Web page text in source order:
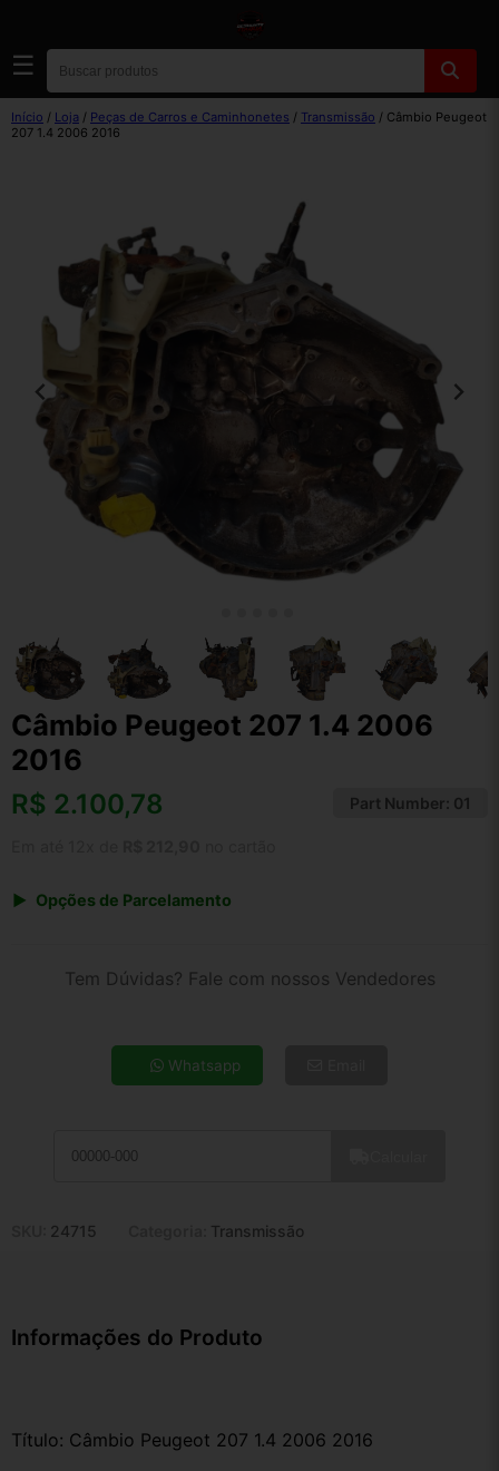
☰
Início / Loja / Peças de Carros e Caminhonetes / Transmissão / Câmbio Peugeot
207 1.4 2006 2016
Câmbio Peugeot 207 1.4 2006
2016
R$ 2.100,78 Part Number: 01
Opções de Parcelamento
2x de R$ 1.130,64
5x de R$ 471,88
6x de R$ 397,92
9x de R$ 274,71
Tem Dúvidas? Fale com nossos Vendedores
Whatsapp
24715 Transmissão
Informações do Produto
Título: Câmbio Peugeot 207 1.4 2006 2016